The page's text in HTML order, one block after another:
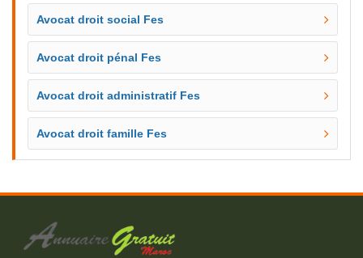
Avocat droit social Fes
Avocat droit pénal Fes
Avocat droit administratif Fes
Avocat droit famille Fes